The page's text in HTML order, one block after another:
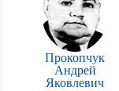
Прокопчук
Андрей
Яковлевич